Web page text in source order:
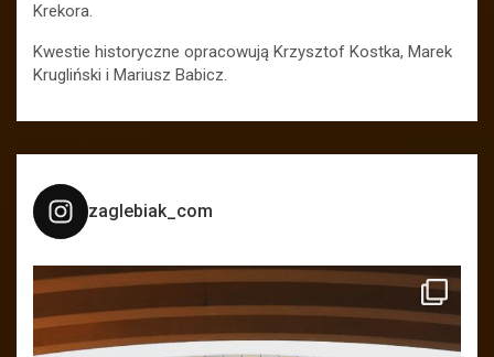
Krekora.
Kwestie historyczne opracowują Krzysztof Kostka, Marek
Krugliński i Mariusz Babicz.
zaglebiak_com